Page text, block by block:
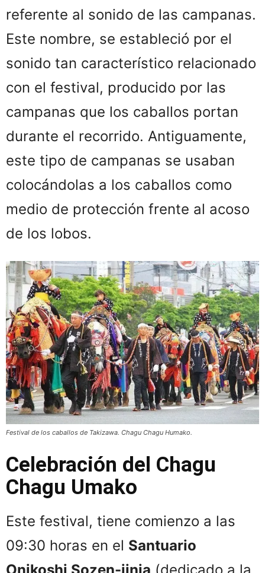
referente al sonido de las campanas.
Este nombre, se estableció por el
sonido tan característico relacionado
con el festival, producido por las
campanas que los caballos portan
durante el recorrido. Antiguamente,
este tipo de campanas se usaban
colocándolas a los caballos como
medio de protección frente al acoso
de los lobos.
Festival de los caballos de Takizawa. Chagu Chagu Humako.
Celebración del Chagu
Chagu Umako
Este festival, tiene comienzo a las
09:30 horas en el Santuario